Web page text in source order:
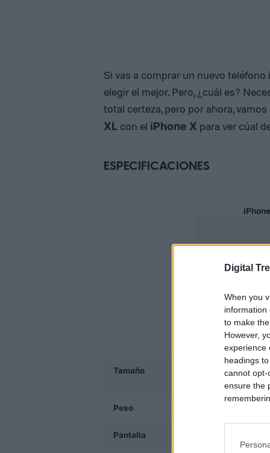
Digital
When you
information
to make
However,
experience
headings
cannot opt-
ensure the
Si vas a comprar un nuevo
elegir el mejor. Pero, ¿cuál es?
total certeza, pero por ahora, vamos
XL con el iPhone X para ver cúal
ESPECIFICACIONES
Tamaño
143.6 x 70.9 x 7.7
Peso
Pantalla